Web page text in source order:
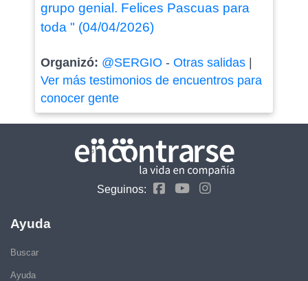
grupo genial. Felices Pascuas para
toda " (04/04/2026)
Organizó: @SERGIO - Otras salidas|
Ver más testimonios de encuentros para
conocer gente
Seguinos:
Ayuda
Buscar
Ayuda